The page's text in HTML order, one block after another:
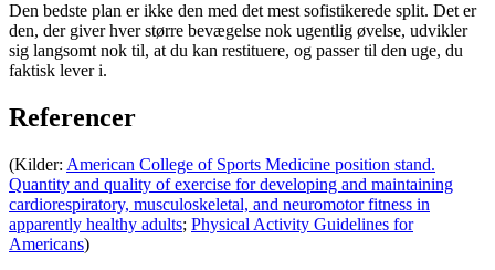
Den bedste plan er ikke den med det mest sofistikerede split. Det er
den, der giver hver større bevægelse nok ugentlig øvelse, udvikler
sig langsomt nok til, at du kan restituere, og passer til den uge, du
faktisk lever i.
Referencer
(Kilder: American College of Sports Medicine position stand.
Quantity and quality of exercise for developing and maintaining
cardiorespiratory, musculoskeletal, and neuromotor fitness in
apparently healthy adults; Physical Activity Guidelines for
Americans)